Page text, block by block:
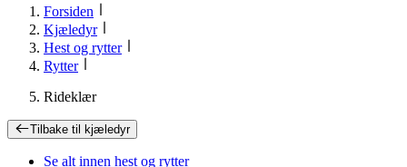
Forsiden
Kjæledyr
Hest og rytter
Rytter
Rideklær
Tilbake til kjæledyr
Se alt innen hest og rytter